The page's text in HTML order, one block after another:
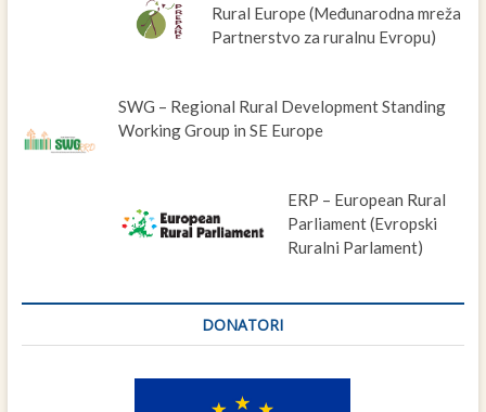
Rural Europe (Međunarodna mreža
Partnerstvo za ruralnu Evropu)
SWG – Regional Rural Development Standing
Working Group in SE Europe
ERP – European Rural
Parliament (Evropski
Ruralni Parlament)
DONATORI